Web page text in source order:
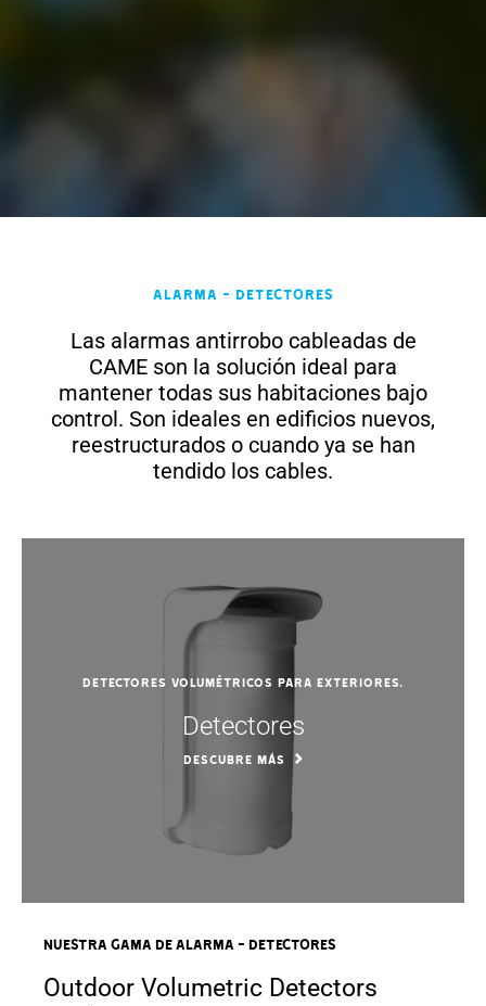
Alarma - Detectores
Las alarmas antirrobo cableadas de
CAME son la solución ideal para
mantener todas sus habitaciones bajo
control. Son ideales en edificios nuevos,
reestructurados o cuando ya se han
tendido los cables.
Detectores volumétricos para exteriores.
Detectores
DESCUBRE MÁS
NUESTRA GAMA DE Alarma - Detectores
Outdoor Volumetric Detectors